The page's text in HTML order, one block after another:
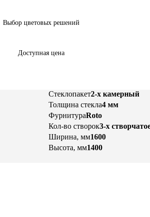
Выбор цветовых решений
Доступная цена
Стеклопакет2-х камерный
Толщина стекла4 мм
ФурнитураRoto
Кол-во створок3-х
Ширина, мм1600
Высота, мм1400